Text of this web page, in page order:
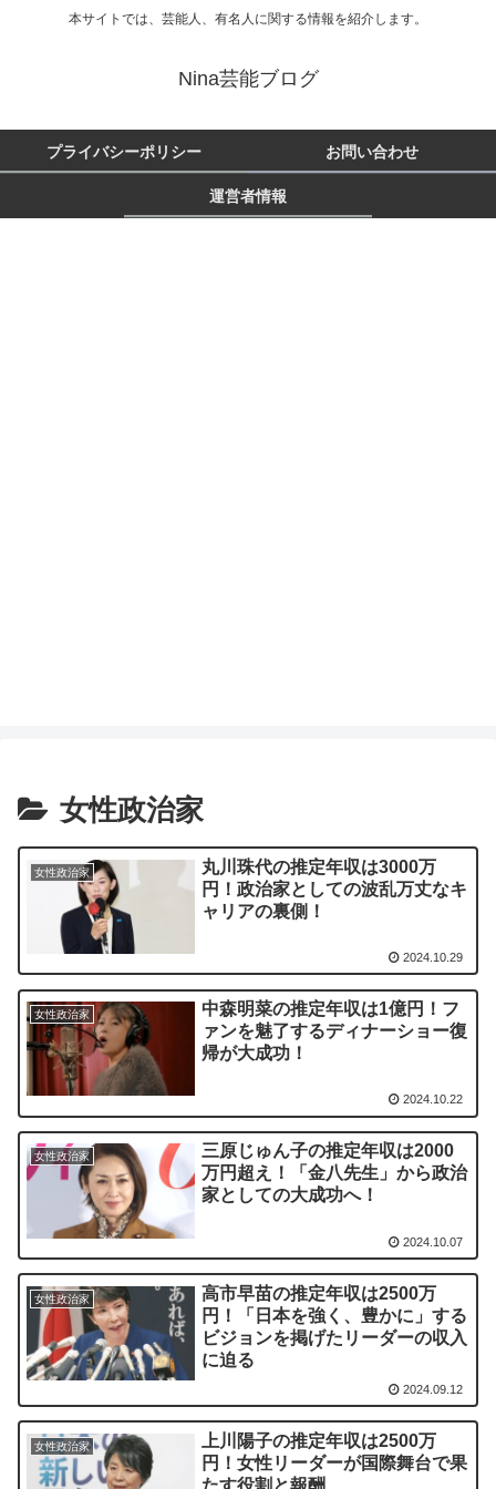
本サイトでは、芸能人、有名人に関する情報を紹介します。
Nina芸能ブログ
プライバシーポリシー お問い合わせ
運営者情報
女性政治家
女性政治家
丸川珠代の推定年収は3000万
円！政治家としての波乱万丈なキ
ャリアの裏側！
2024.10.29
女性政治家
中森明菜の推定年収は1億円！フ
ァンを魅了するディナーショー復
帰が大成功！
2024.10.22
女性政治家
三原じゅん子の推定年収は2000
万円超え！「金八先生」から政治
家としての大成功へ！
2024.10.07
女性政治家
高市早苗の推定年収は2500万
円！「日本を強く、豊かに」する
ビジョンを掲げたリーダーの収入
に迫る
2024.09.12
女性政治家
上川陽子の推定年収は2500万
円！女性リーダーが国際舞台で果
たす役割と報酬